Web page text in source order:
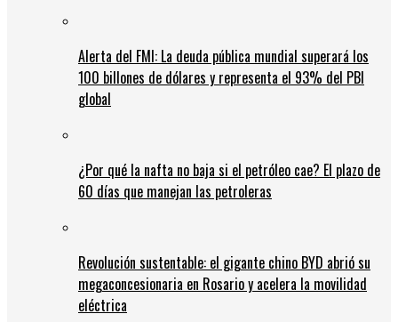
Alerta del FMI: La deuda pública mundial superará los
100 billones de dólares y representa el 93% del PBI
global
¿Por qué la nafta no baja si el petróleo cae? El plazo de
60 días que manejan las petroleras
Revolución sustentable: el gigante chino BYD abrió su
megaconcesionaria en Rosario y acelera la movilidad
eléctrica